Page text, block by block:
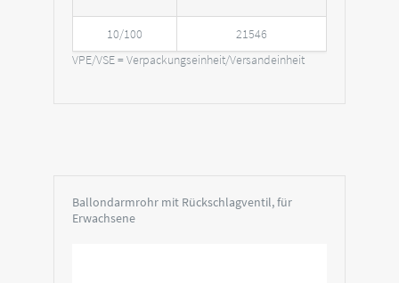
10/100
21546
VPE/VSE = Verpackungseinheit/Versandeinheit
Ballondarmrohr mit Rückschlagventil, für
Erwachsene